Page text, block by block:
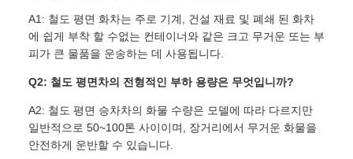
A1: 철도 평면 화차는 주로 기계, 건설 재료 및 폐쇄 된 화차
에 쉽게 부착 할 수없는 컨테이너와 같은 크고 무거운 또는 부
피가 큰 물품을 운송하는 데 사용됩니다.
Q2: 철도 평면차의 전형적인 부하 용량은 무엇입니까?
A2: 철도 평면 승차차의 화물 수량은 모델에 따라 다르지만
일반적으로 50~100톤 사이이며, 장거리에서 무거운 화물을
안전하게 운반할 수 있습니다.